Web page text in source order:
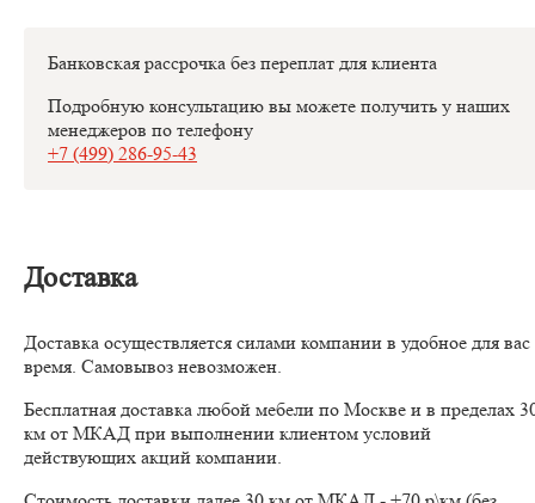
Банковская рассрочка без переплат для клиента
Подробную консультацию вы можете получить у наших
менеджеров по телефону
+7 (499) 286-95-43
Доставка
Доставка осуществляется силами компании в удобное для вас
время. Самовывоз невозможен.
Бесплатная доставка любой мебели по Москве и в пределах
км от МКАД при выполнении клиентом условий
действующих акций компании.